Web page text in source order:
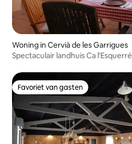
Woning in Cervià de les Garrigues
Spectaculair landhuis Ca l'Esquerré
Favoriet van gasten
Favoriet van gasten